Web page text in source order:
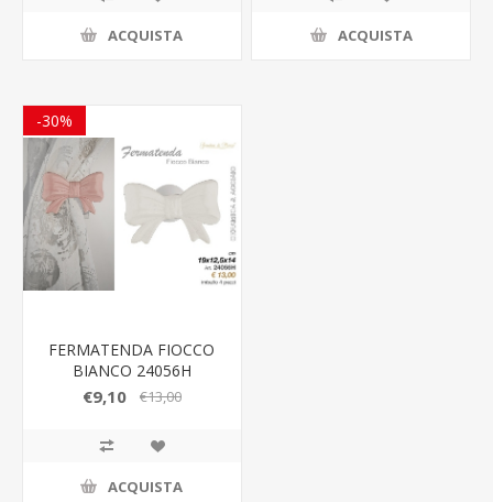
ACQUISTA ACQUISTA
-30%
FERMATENDA FIOCCO
BIANCO 24056H
GIARDINI DI MARZO
€9,10 €13,00
ACQUISTA